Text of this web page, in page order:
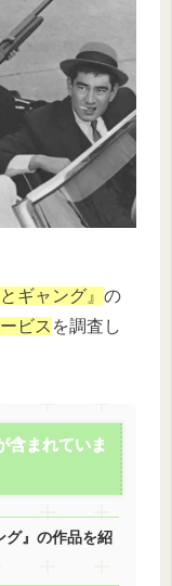
ギャング』 の
ビス を調査し
含まれていま
グ』の作品を紹